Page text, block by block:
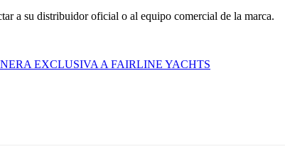
a su distribuidor oficial o al equipo comercial de la marca.
EXCLUSIVA A FAIRLINE YACHTS